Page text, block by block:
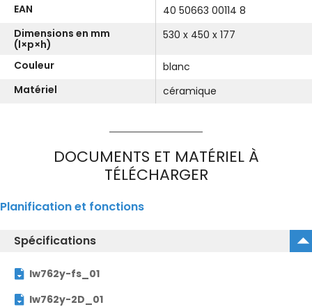
EAN
40 50663 00114 8
Dimensions en mm
(l×p×h)
530 x 450 x 177
Couleur
blanc
Matériel
céramique
DOCUMENTS ET MATÉRIEL À
TÉLÉCHARGER
Planification et fonctions
Spécifications
lw762y-fs_01
lw762y-2D_01